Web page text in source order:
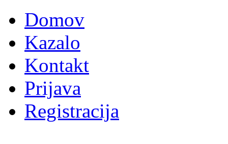
Domov
Kazalo
Kontakt
Prijava
Registracija